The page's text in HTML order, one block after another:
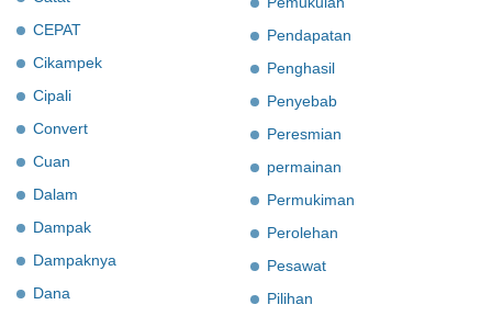
CEPAT
Cikampek
Cipali
Convert
Cuan
Dalam
Dampak
Dampaknya
Dana
Pendapatan
Penghasil
Penyebab
Peresmian
permainan
Permukiman
Perolehan
Pesawat
Pilihan